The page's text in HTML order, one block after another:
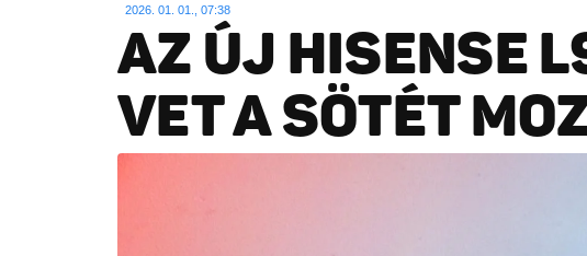
2026. 01. 01., 07:38
AZ ÚJ HISENSE
VET A SÖTÉT